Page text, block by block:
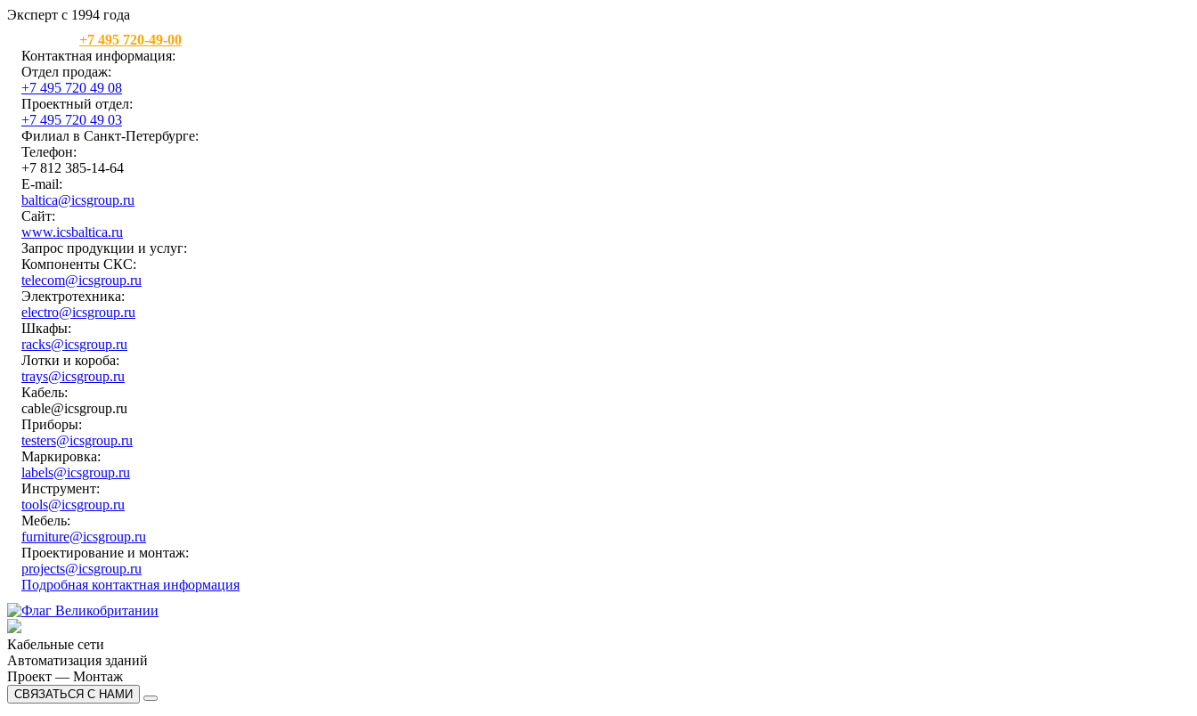
Эксперт с 1994 года
+7 495 720-49-00
Контактная информация:
Отдел продаж:
+7 495 720 49 08
Проектный отдел:
+7 495 720 49 03
Филиал в Санкт-Петербурге:
Телефон:
+7 812 385-14-64
E-mail:
baltica@icsgroup.ru
Сайт:
www.icsbaltica.ru
Запрос продукции и услуг:
Компоненты СКС:
telecom@icsgroup.ru
Электротехника:
electro@icsgroup.ru
Шкафы:
racks@icsgroup.ru
Лотки и короба:
trays@icsgroup.ru
Кабель:
cable@icsgroup.ru
Приборы:
testers@icsgroup.ru
Маркировка:
labels@icsgroup.ru
Инструмент:
tools@icsgroup.ru
Мебель:
furniture@icsgroup.ru
Проектирование и монтаж:
projects@icsgroup.ru
Подробная контактная информация
Кабельные сети
Автоматизация зданий
Проект — Монтаж
СВЯЗАТЬСЯ С НАМИ